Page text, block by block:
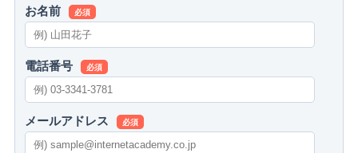
お名前 必須
電話番号 必須
メールアドレス 必須